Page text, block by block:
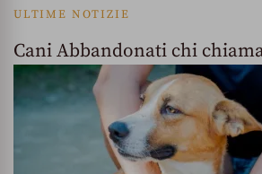
ULTIME NOTIZIE
Cani Abbandonati chi